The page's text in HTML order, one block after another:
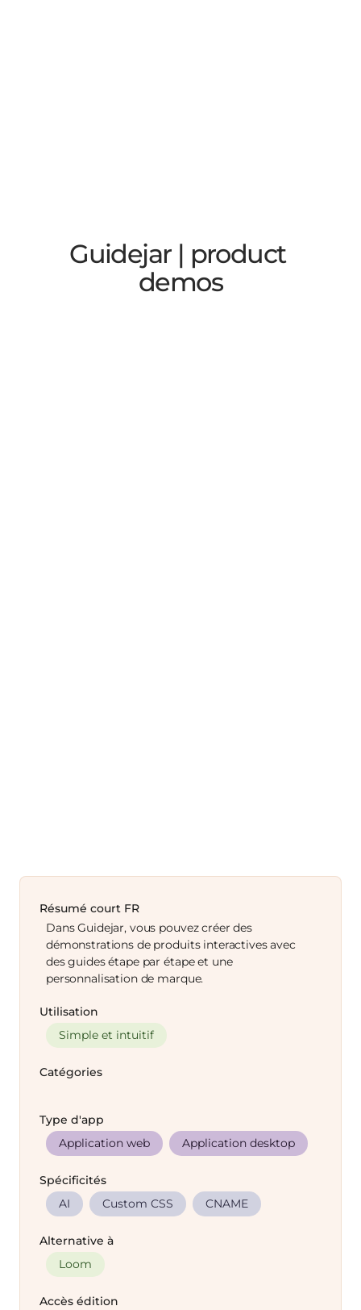
Guidejar | product
demos
Résumé court FR
Dans Guidejar, vous pouvez créer des
démonstrations de produits interactives avec
des guides étape par étape et une
personnalisation de marque.
Utilisation
Simple et intuitif
Catégories
Type d'app
Application web
Application desktop
Spécificités
AI
Custom CSS CNAME
Alternative à
Loom
Accès édition